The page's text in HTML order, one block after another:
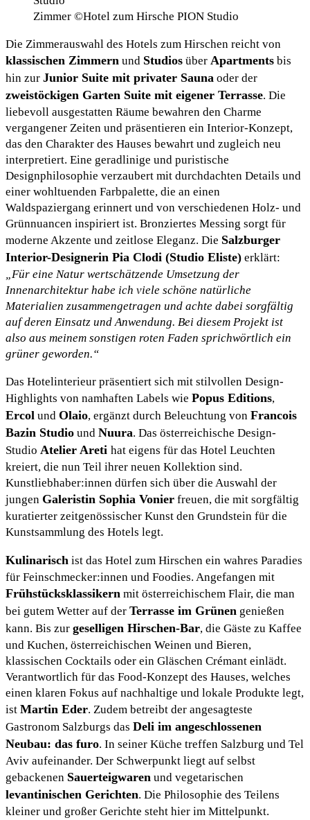
Zimmer ©Hotel zum Hirsche PION Studio
Die Zimmerauswahl des Hotels zum Hirschen reicht von
klassischen Zimmern und Studios über Apartments bis
hin zur Junior Suite mit privater Sauna oder der
zweistöckigen Garten Suite mit eigener Terrasse. Die
liebevoll ausgestatten Räume bewahren den Charme
vergangener Zeiten und präsentieren ein Interior-Konzept,
das den Charakter des Hauses bewahrt und zugleich neu
interpretiert. Eine geradlinige und puristische
Designphilosophie verzaubert mit durchdachten Details und
einer wohltuenden Farbpalette, die an einen
Waldspaziergang erinnert und von verschiedenen Holz- und
Grünnuancen inspiriert ist. Bronziertes Messing sorgt für
moderne Akzente und zeitlose Eleganz. Die Salzburger
Interior-Designerin Pia Clodi (Studio Eliste) erklärt:
„Für eine Natur wertschätzende Umsetzung der
Innenarchitektur habe ich viele schöne natürliche
Materialien zusammengetragen und achte dabei sorgfältig
auf deren Einsatz und Anwendung. Bei diesem Projekt ist
also aus meinem sonstigen roten Faden sprichwörtlich ein
grüner geworden.“
Das Hotelinterieur präsentiert sich mit stilvollen Design-
Highlights von namhaften Labels wie Popus Editions,
Ercol und Olaio, ergänzt durch Beleuchtung von Francois
Bazin Studio und Nuura. Das österreichische Design-
Studio Atelier Areti hat eigens für das Hotel Leuchten
kreiert, die nun Teil ihrer neuen Kollektion sind.
Kunstliebhaber:innen dürfen sich über die Auswahl der
jungen Galeristin Sophia Vonier freuen, die mit sorgfältig
kuratierter zeitgenössischer Kunst den Grundstein für die
Kunstsammlung des Hotels legt.
Kulinarisch ist das Hotel zum Hirschen ein wahres Paradies
für Feinschmecker:innen und Foodies. Angefangen mit
Frühstücksklassikern mit österreichischem Flair, die man
bei gutem Wetter auf der Terrasse im Grünen genießen
kann. Bis zur geselligen Hirschen-Bar, die Gäste zu Kaffee
und Kuchen, österreichischen Weinen und Bieren,
klassischen Cocktails oder ein Gläschen Crémant einlädt.
Verantwortlich für das Food-Konzept des Hauses, welches
einen klaren Fokus auf nachhaltige und lokale Produkte legt,
ist Martin Eder. Zudem betreibt der angesagteste
Gastronom Salzburgs das Deli im angeschlossenen
Neubau: das furo. In seiner Küche treffen Salzburg und Tel
Aviv aufeinander. Der Schwerpunkt liegt auf selbst
gebackenen Sauerteigwaren und vegetarischen
levantinischen Gerichten. Die Philosophie des Teilens
kleiner und großer Gerichte steht hier im Mittelpunkt.